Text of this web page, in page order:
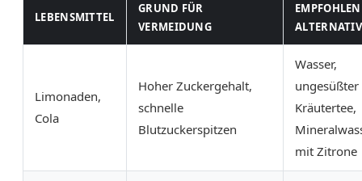
LEBENSMITTEL
GRUND FÜR
VERMEIDUNG
Limonaden,
Cola
Hoher Zuckergehalt,
schnelle
Blutzuckerspitzen
Wasser,
ungesüßter
Kräutertee,
mit Zitrone